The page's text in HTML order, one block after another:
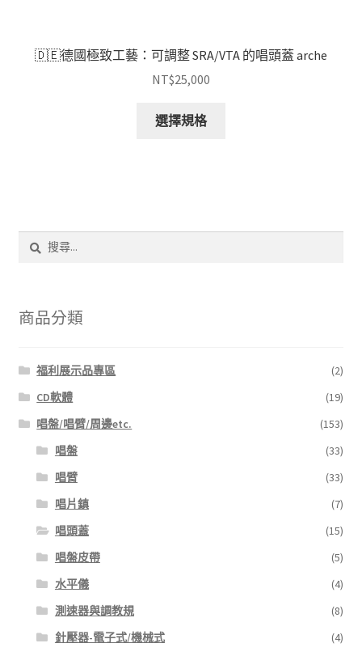
🇩🇪德國極致工藝：可調整 SRA/VTA 的唱頭蓋 arche
NT$25,000
選擇規格
款
字:
商品分類
福利展示品專區
(2)
CD軟體
(19)
唱盤/唱臂/周邊etc.
(153)
唱盤
(33)
唱臂
(33)
唱片鎮
(7)
唱頭蓋
(15)
唱盤皮帶
(5)
水平儀
(4)
測速器與調教規
(8)
針壓器-電子式/機械式
(4)